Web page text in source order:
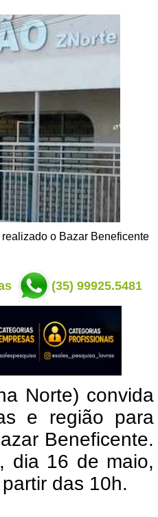
o Bazar Beneficente
(35) 99925.5481
Norte) convida
e região para
Beneficente.
dia 16 de maio,
das 10h.